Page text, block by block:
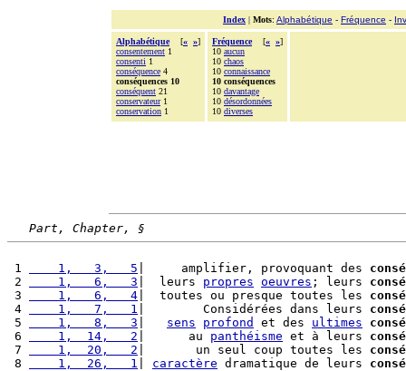
Index | Mots: Alphabétique - Fréquence -
Alphabétique [« »]
consentement 1
consenti 1
conséquence 4
conséquences 10
conséquent 21
conservateur1
conservation 1
Fréquence [« »]
10 aucun
10 chaos
10 connaissance
10 conséquences
10 davantage
10 désordonnées
10 diverses
Part, Chapter, §
1
    1,   3,   5
|     amplifier, provoquant des
2
    1,   6,   3
|  leurs propres oeuvres ; leurs
3
    1,   6,   4
|  toutes ou presque toutes les
4
    1,   7,   1
|        Considérées dans leurs
5
    1,   8,   3
sens profond et des ultimes
6
    1,  14,   2
|      au panthéisme et à leurs
7
    1,  20,   2
|       un seul coup toutes les
8
    1,  26,   1
caractère dramatique de leurs